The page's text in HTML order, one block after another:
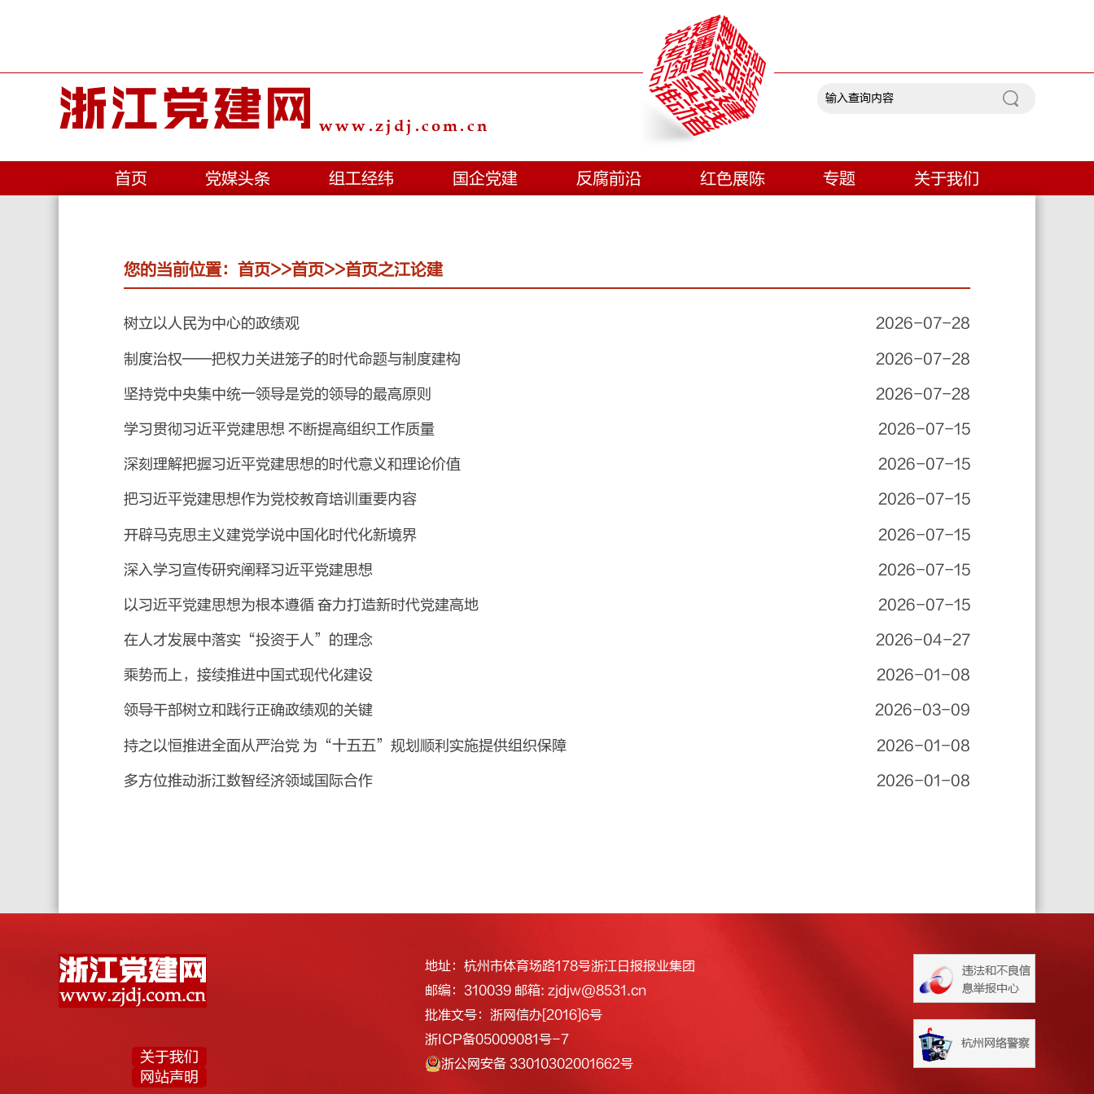
浙江党建网 www.zjdj.com.cn
首页 党媒头条 组工经纬 国企党建 反腐前沿 红色展陈 专题 关于我们
您的当前位置： 首页>>首页>>首页之江论建
树立以人民为中心的政绩观 2026-07-28
制度治权——把权力关进笼子的时代命题与制度建构 2026-07-28
坚持党中央集中统一领导是党的领导的最高原则 2026-07-28
学习贯彻习近平党建思想 不断提高组织工作质量 2026-07-15
深刻理解把握习近平党建思想的时代意义和理论价值 2026-07-15
把习近平党建思想作为党校教育培训重要内容 2026-07-15
开辟马克思主义建党学说中国化时代化新境界 2026-07-15
深入学习宣传研究阐释习近平党建思想 2026-07-15
以习近平党建思想为根本遵循 奋力打造新时代党建高地 2026-07-15
在人才发展中落实“投资于人”的理念 2026-04-27
乘势而上，接续推进中国式现代化建设 2026-01-08
领导干部树立和践行正确政绩观的关键 2026-03-09
持之以恒推进全面从严治党 为“十五五”规划顺利实施提供组织保障 2026-01-08
多方位推动浙江数智经济领域国际合作 2026-01-08
关于我们
网站声明
地址：杭州市体育场路178号浙江日报报业集团
邮编：310039 邮箱: zjdjw@8531.cn
批准文号：浙网信办[2016]6号
浙ICP备05009081号-7
浙公网安备 33010302001662号